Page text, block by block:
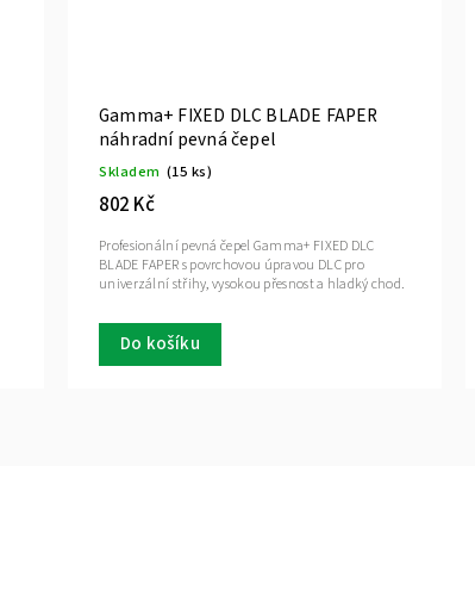
Gamma+ FIXED DLC BLADE FAPER
náhradní pevná čepel
Skladem (15 ks)
802 Kč
Do košíku
Profesionální pevná čepel Gamma+ FIXED DLC
BLADE FAPER s povrchovou úpravou DLC pro
univerzální střihy, vysokou přesnost a hladký chod.